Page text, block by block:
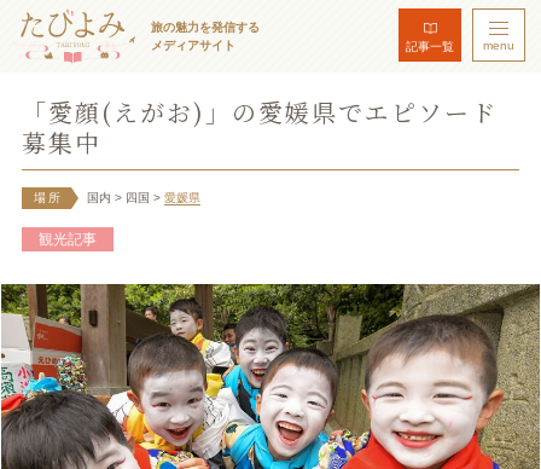
旅の魅力を発信する
メディアサイト
記事一覧 menu
「愛顔(えがお)」の愛媛県でエピソード
募集中
場所 国内 > 四国 > 愛媛県
観光記事